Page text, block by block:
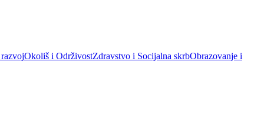
Okoliš i OdrživostZdravstvo i Socijalna skrbObrazovanje i